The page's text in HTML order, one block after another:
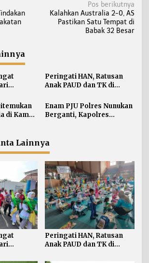
Pos berikutnya
Kalahkan Australia 2-0, AS
Pastikan Satu Tempat di
Babak 32 Besar
Sebatik
Peringati HAN, Ratusan
Anak PAUD dan TK di
Lomba Menggambar dan
Mewarnai
di Kamar
Enam PJU Polres Nunukan
Berganti, Kapolres
Lainnya
Peringati HAN, Ratusan
Anak PAUD dan TK di